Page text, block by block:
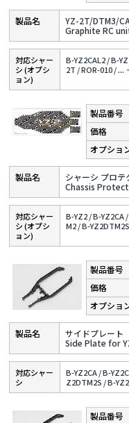
YZ-2T/DTM3/
Graphite RC
対応シャー
シ (オプシ
ョン)
B-YZ2CAL2 /B-
2T /ROR-010 /...
シャーシ プロテ
Chassis
対応シャー
シ (オプシ
ョン)
B-YZ2 /B-YZ2CA /
M2 /B-
サイドプレート
Side Plate for
対応シャー
シ
B-YZ2CA /B-
Z2DTM2S /B-